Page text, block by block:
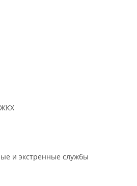
ЖКХ
и экстренные службы